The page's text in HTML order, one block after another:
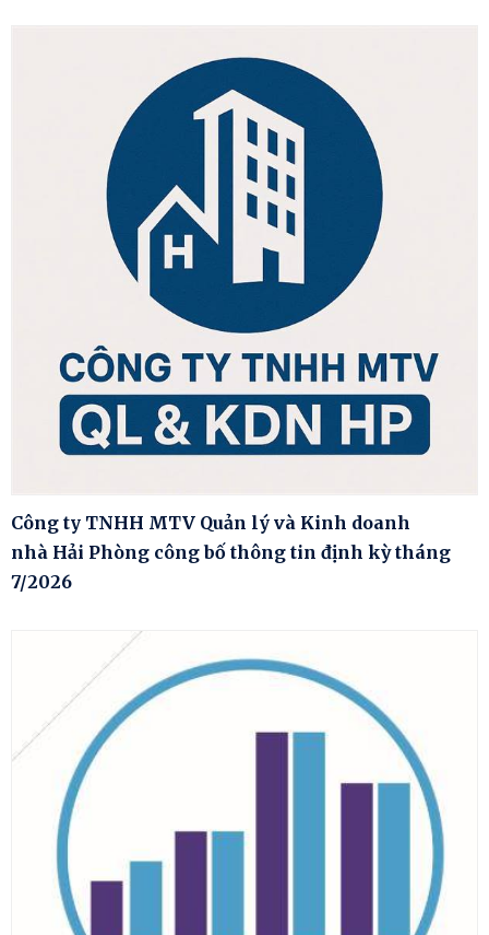
Công ty TNHH MTV Quản lý và Kinh doanh
nhà Hải Phòng công bố thông tin định kỳ tháng
7/2026